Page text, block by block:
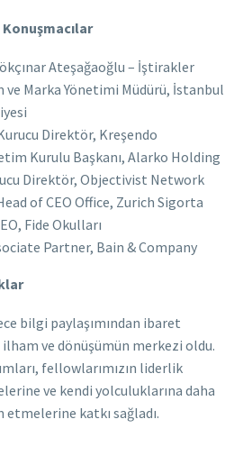
Ateşağaoğlu – İştirakler
Marka Yönetimi Müdürü, İstanbul
Direktör, Kreşendo
Kurulu Başkanı, Alarko Holding
Direktör, Objectivist Network
of CEO Office, Zurich Sigorta
Fide Okulları
Partner, Bain & Company
bilgi paylaşımından ibaret
ilham ve dönüşümün merkezi oldu.
fellowlarımızın liderlik
ve kendi yolculuklarına daha
etmelerine katkı sağladı.